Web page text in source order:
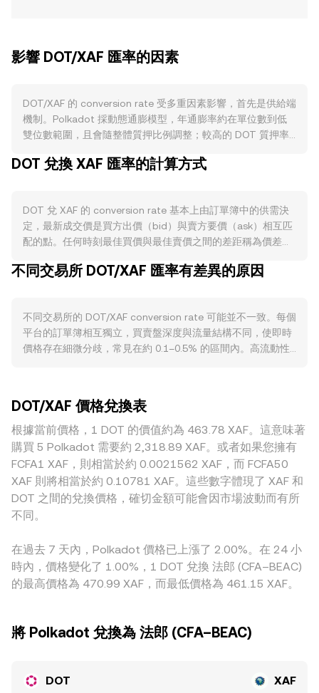
影響 DOT/XAF 匯率的因素
DOT/XAF 的 conversion rate 受多重因素影響，首先是供給端
機制。Polkadot 採動態通膨模型，年通膨率約在單位數到低
雙位數範圍，且會隨整體質押比例調整；較高的 DOT 質押率
拋壓。DOT 沒有類似比特幣的「減半」事件，但存在解綁期
導致小幅銷毀或資金庫處置，對循環供給形成邊際影響。需求
端則來自生態活動與使用場景：平行鏈與跨鏈訊息（XCM）流
量增加、DeFi 與資產發行在 Polkadot 網路上的採用、
行鏈資源市場）對 DOT 用途的擴展，都可能提高對 DOT 的需
融共同體法郎，與歐元掛鉤並受區域央行政策與外部匯市影
響，XAF 強弱會直接改變以 XAF 計價的 DOT/XAF conversion
rate。監管事件亦不容忽視：美國對加密資產定性與訴訟進
DOT/XAF 报价。技術層面上，永續合約資金費率（funding
rates）會驅動槓桿部位在短期內拉扯現貨價格，期權到期集中
日可能加劇波動；大型持幣者（whales）鏈上轉入交易所或跨
鏈轉移，常對流動性池與訂單簿造成不對稱衝擊，為
conversion rate 帶來額外的短期擾動。
DOT 兌換 XAF 匯率的計算方式
DOT 兌 XAF 的 conversion rate 基本上由訂單簿中的供需決
定，最新成交價是買方出價（bid）與賣方要價（ask）相互匹
配的點。任何時刻最佳買價與最佳賣價之間的差距稱為價差
參考報價。若跨多個平台彙整，資料供應商會計算成交量加權
XAF Value = DOT Amount × rate，反向則為 DOT Amount =
XAF Value / rate；其中的 rate 指當下 DOT/XAF 的
conversion rate。在去中心化交易場合，若 DOT 具備可觀的
兩種資產的儲備量，在小幅交易下即時價格可近似為 y/x；當
單筆交易較大時，對儲備比例的擾動會造成滑點，使最終成交
價與中間價或 VWAP 出現差距。綜合而言，即時成交、訂單簿
深度、跨所 VWAP 與 AMM 池內定價共同構成 DOT/XAF
conversion rate 的計算與呈現。
不同交易所 DOT/XAF 匯率有差異的原因
不同交易所的 DOT/XAF conversion rate 可能並不一致。每個
平台的訂單簿相互獨立，買賣盤深度與流量結構不同，使即時
價格存在細微分歧，常見在約 0.1–0.5% 的區間內。高流動性
驗證或加密交易設定更嚴格，可能導致境內 DOT 供應偏緊或
法幣管道成本提高，使該地區的報價對 DOT/XAF 形成溢價或
折價。另有不少平台以 USDT 為中介，DOT 先與 USDT 定
價，再以 USDT 兌 XAF 的報價換算出 DOT/XAF；當 USDT 對
XAF 產生小幅升貼水時，會直接反映到最終的 DOT/XAF
conversion rate。套利參與者會在不同交易所間買低賣高，對
價格有穩定作用，但受限於轉帳時間、費用、合規流程與流動
性限制，套利並非瞬時或完全，因此各平台之間的 conversion
DOT/XAF 價格兌換表
根據當前價格，1 DOT 的價值約為 463.78 XAF。這意味著
購買 5 Polkadot 需要約 2,318.89 XAF。或者如果您擁有
FCFA1 XAF，則相當於約 0.0021562 XAF，而 FCFA50
XAF 則將相當於約 0.10781 XAF。這些數字體現了 XAF 和
DOT 之間的兌換價格，確切金額可能會因市場波動而有所
不同。
在過去 7 天內，Polkadot 價格已上漲了 2.00%。在 24 小
時內，價格變化了 1.00%，1 DOT 兌換 法郎 (CFA–BEAC)
的最高價格為 470.99 XAF，而最低價格為 461.15 XAF。
將 Polkadot 兌換為 法郎 (CFA–BEAC)
DOT XAF